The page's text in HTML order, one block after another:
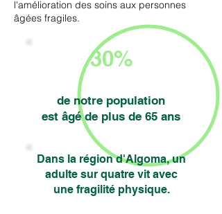
l'amélioration des soins aux personnes
âgées fragiles.
30%
de notre population
est âgé de plus de 65 ans
Dans la région d'Algoma, un
adulte sur quatre vit avec
une fragilité physique.